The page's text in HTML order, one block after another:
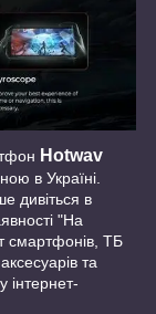
Hotwav
в Україні.
дивіться в
"На
смартфонів, ТБ
та
інтернет-